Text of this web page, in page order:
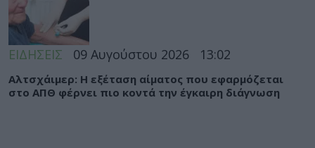
ΕΙΔΗΣΕΙΣ 09 Αυγούστου 2026 13:02
Αλτσχάιμερ: Η εξέταση αίματος που εφαρμόζεται
στο ΑΠΘ φέρνει πιο κοντά την έγκαιρη διάγνωση